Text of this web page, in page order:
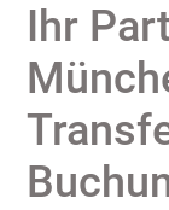
Ihr